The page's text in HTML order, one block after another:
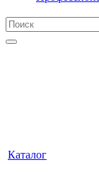
Каталог